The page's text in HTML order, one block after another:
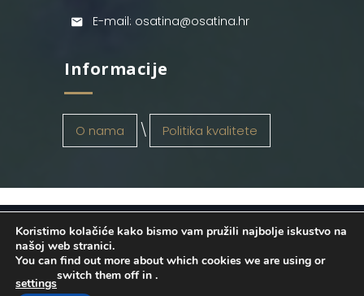
E-mail: osatina@osatina.hr
Informacije
O nama Politika kvalitete
OSATINA GRUPA d.o.o. 2026
. Configured
byINFOS Osijek. Sva prava pridržana.
Koristimo kolačiće kako bismo vam pružili najbolje iskustvo na
našoj web stranici.
You can find out more about which cookies we are using or
switch them off in
settings
.